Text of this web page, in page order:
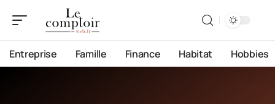
Entreprise Famille Finance Habitat Hobbies